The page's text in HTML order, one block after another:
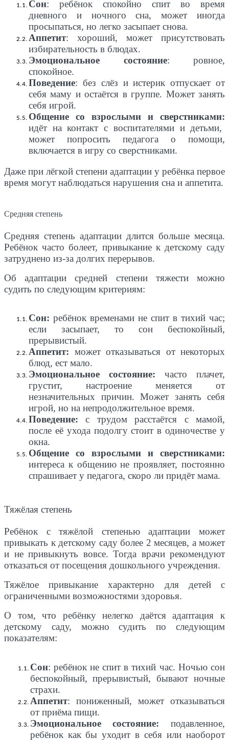
Сон: ребёнок спокойно спит во время
дневного и ночного сна, может иногда
просыпаться, но легко засыпает снова.
Аппетит: хороший, может присутствовать
избирательность в блюдах.
Эмоциональное состояние: ровное,
спокойное.
Поведение: без слёз и истерик отпускает от
себя маму и остаётся в группе. Может занять
себя игрой.
Общение со взрослыми и сверстниками:
идёт на контакт с воспитателями и детьми,
может попросить педагога о помощи,
включается в игру со сверстниками.
Даже при лёгкой степени адаптации у ребёнка первое
время могут наблюдаться нарушения сна и аппетита.
Средняя степень
Средняя степень адаптации длится больше месяца.
Ребёнок часто болеет, привыкание к детскому саду
затруднено из-за долгих перерывов.
Об адаптации средней степени тяжести можно
судить по следующим критериям:
Сон: ребёнок временами не спит в тихий час;
если засыпает, то сон беспокойный,
прерывистый.
Аппетит: может отказываться от некоторых
блюд, ест мало.
Эмоциональное состояние: часто плачет,
грустит, настроение меняется от
незначительных причин. Может занять себя
игрой, но на непродолжительное время.
Поведение:с трудом расстаётся с мамой,
после её ухода подолгу стоит в одиночестве у
окна.
Общение со взрослыми и сверстниками:
интереса к общению не проявляет, постоянно
спрашивает у педагога, скоро ли придёт мама.
Тяжёлая степень
Ребёнок с тяжёлой степенью адаптации может
привыкать к детскому саду более 2 месяцев, а может
и не привыкнуть вовсе. Тогда врачи рекомендуют
отказаться от посещения дошкольного учреждения.
Тяжёлое привыкание характерно для детей с
ограниченными возможностями здоровья.
О том, что ребёнку нелегко даётся адаптация к
детскому саду, можно судить по следующим
показателям:
Сон: ребёнок не спит в тихий час. Ночью сон
беспокойный, прерывистый, бывают ночные
страхи.
Аппетит: пониженный, может отказываться
от приёма пищи.
Эмоциональное состояние: подавленное,
ребёнок как бы уходит в себя или наоборот